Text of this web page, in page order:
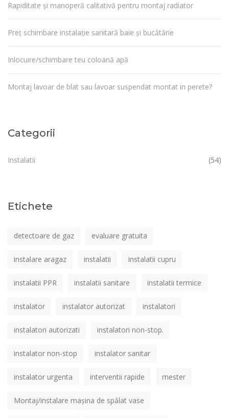
Rapiditate și manoperă calitativă pentru montaj radiator
Preț schimbare instalație sanitară baie și bucătărie
Inlocuire/schimbare teu coloană apă
Montaj lavoar de blat sau lavoar suspendat montat in perete?
Categorii
Instalatii (54)
Etichete
detectoare de gaz evaluare gratuita
instalare aragaz instalatii instalatii cupru
instalatii PPR instalatii sanitare instalatii termice
instalator instalator autorizat instalatori
instalatori autorizati instalatori non-stop.
instalator non-stop instalator sanitar
instalator urgenta interventii rapide mester
Montaj/instalare mașina de spălat vase